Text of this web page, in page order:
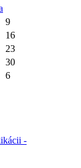
9
16
23
30
6
-